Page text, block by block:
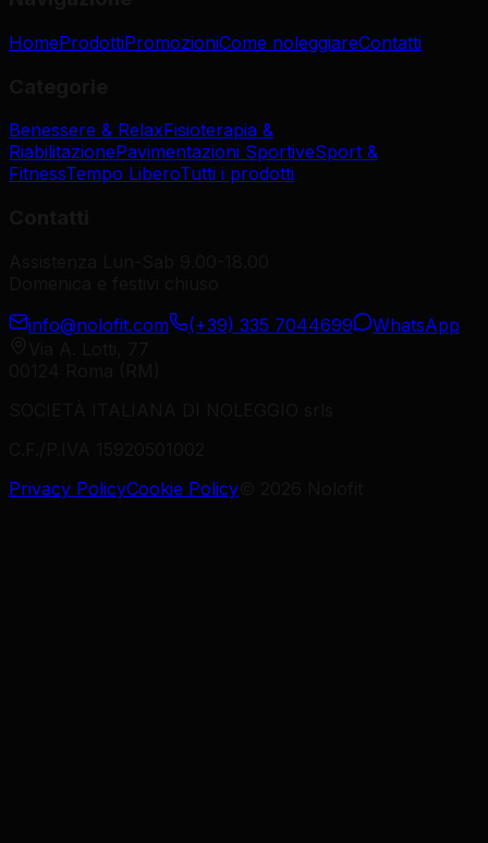
HomeProdottiPromozioniCome noleggiareContatti
Benessere & RelaxFisioterapia &
RiabilitazionePavimentazioni SportiveSport &
FitnessTempo LiberoTutti i prodotti
info@nolofit.com
(+39) 335 7044699
WhatsApp
Privacy PolicyCookie Policy